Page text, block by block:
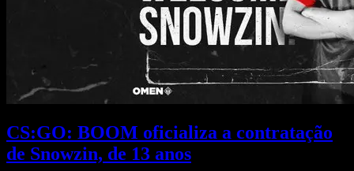
CS:GO: BOOM oficializa a contratação
de Snowzin, de 13 anos